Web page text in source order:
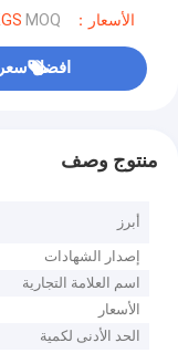
الأسعار：USD1.1~1.29/KGS MOQ：يضع
افضل سعر
منتوج وصف
أبرز
إصدار الشهادات
اسم العلامة التجارية
الأسعار
الحد الأدنى لكمية